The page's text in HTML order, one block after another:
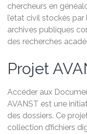
chercheurs en
l’état civil stockés
archives publiques
des recherches
Projet
Accéder aux
AVANST est une
des dossiers. Ce
collection d’fichiers